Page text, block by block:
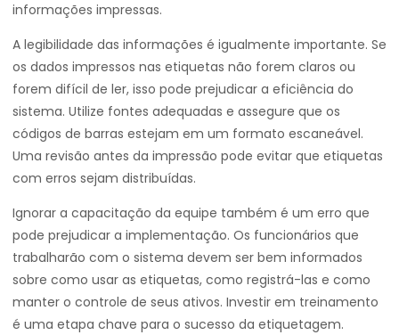
informações impressas.
A legibilidade das informações é igualmente importante. Se
os dados impressos nas etiquetas não forem claros ou
forem difícil de ler, isso pode prejudicar a eficiência do
sistema. Utilize fontes adequadas e assegure que os
códigos de barras estejam em um formato escaneável.
Uma revisão antes da impressão pode evitar que etiquetas
com erros sejam distribuídas.
Ignorar a capacitação da equipe também é um erro que
pode prejudicar a implementação. Os funcionários que
trabalharão com o sistema devem ser bem informados
sobre como usar as etiquetas, como registrá-las e como
manter o controle de seus ativos. Investir em treinamento
é uma etapa chave para o sucesso da etiquetagem.